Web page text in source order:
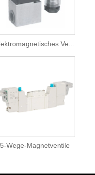
5-Wege-Magnetventile